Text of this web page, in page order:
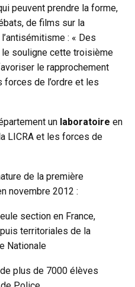
peuvent prendre la forme,
de films sur la
: « Des
souligne cette troisième
le rapprochement
de l’ordre et les
un laboratoire en
LICRA et les forces de
de la première
novembre 2012 :
section en France,
territoriales de la
Nationale
plus de 7000 élèves